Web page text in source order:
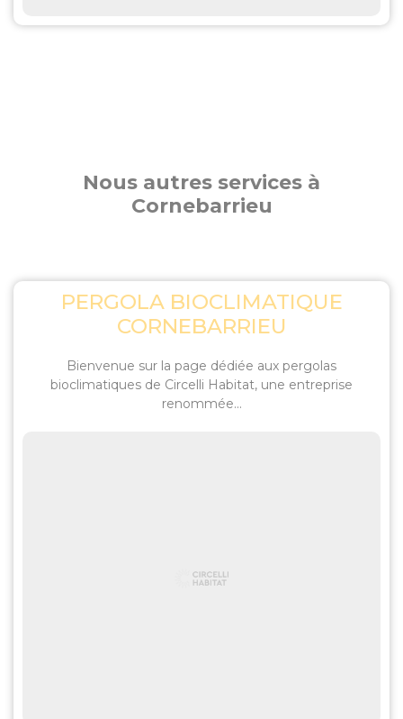
Nous autres services à
Cornebarrieu
PERGOLA BIOCLIMATIQUE
CORNEBARRIEU
Bienvenue sur la page dédiée aux pergolas
bioclimatiques de Circelli Habitat, une entreprise
renommée...